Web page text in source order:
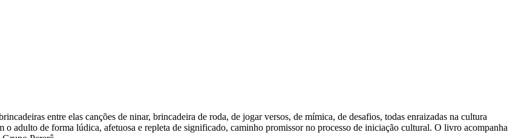
entre elas canções de ninar, brincadeira de roda, de jogar versos, de mímica, de desafios, todas enraizadas na cultura
o adulto de forma lúdica, afetuosa e repleta de significado, caminho promissor no processo de iniciação cultural. O livro acompanha